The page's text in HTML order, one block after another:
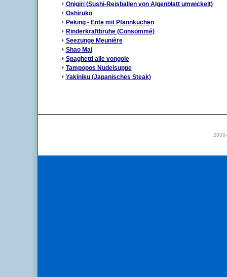
Onigiri (Sushi-Reisballen von Algenblatt umwickelt)
Oshiruko
Peking - Ente mit Pfannkuchen
Rinderkraftbrühe (Consommé)
Seezunge Meunière
Shao Mai
Spaghetti alle vongole
Tampopos Nudelsuppe
Yakiniku (Japanisches Steak)